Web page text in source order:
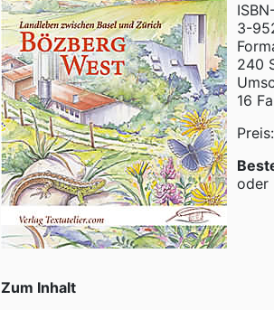
3-
240
16
oder
Zum Inhalt